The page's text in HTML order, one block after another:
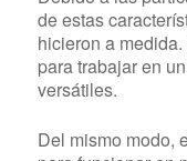
de estas
hicieron a
para trabajar en
versátiles.
Del mismo modo,